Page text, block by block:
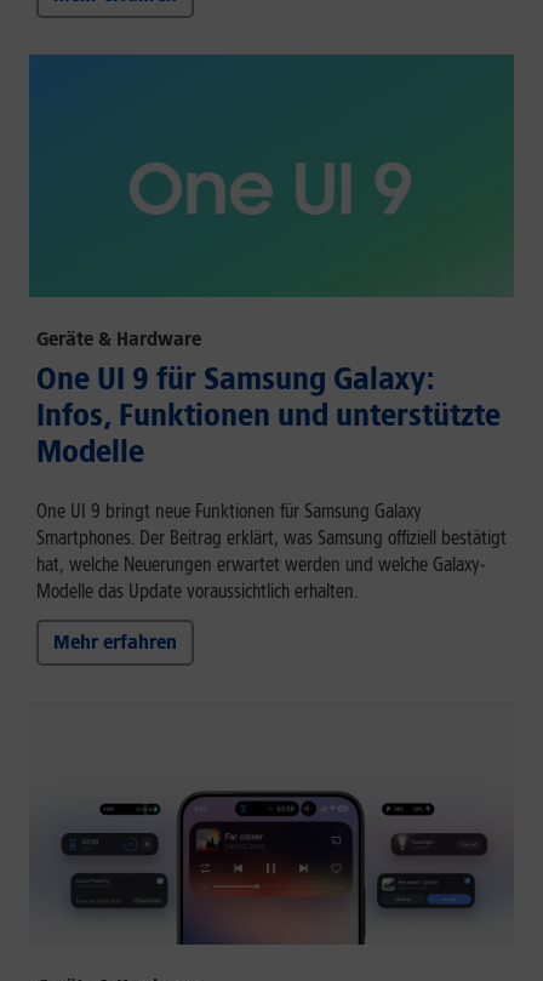
Geräte & Hardware
One UI 9 für Samsung Galaxy:
Infos, Funktionen und unterstützte
Modelle
One UI 9 bringt neue Funktionen für Samsung Galaxy
Smartphones. Der Beitrag erklärt, was Samsung offiziell bestätigt
hat, welche Neuerungen erwartet werden und welche Galaxy-
Modelle das Update voraussichtlich erhalten.
Mehr erfahren